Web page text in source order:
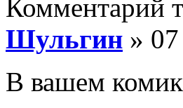
Комментарий
Шульгин »
В вашем